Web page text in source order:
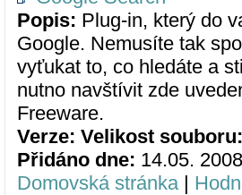
Popis: Plug-in, který do
Google. Nemusíte tak
vyťukat to, co hledáte a
nutno navštívit zde
Freeware.
Verze: Velikost souboru:
Přidáno dne: 14.05. 2008
Domovská stránka|